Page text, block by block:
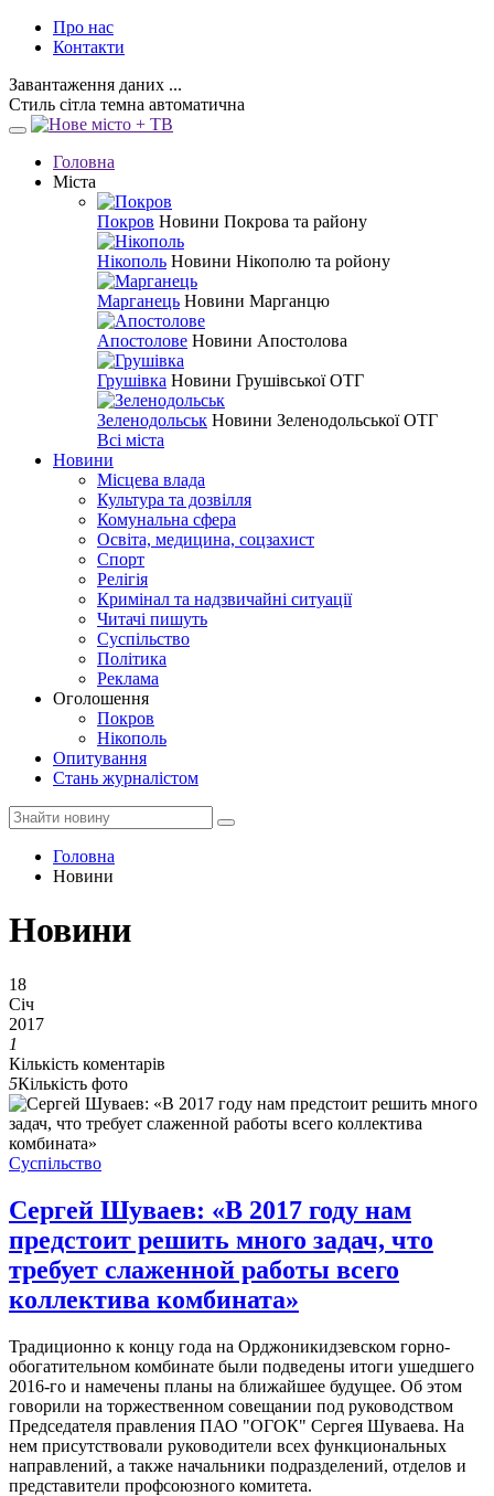
Про нас
Контакти
Завантаження даних ...
Стиль сітла темна автоматична
Головна
Міста
Покров Новини Покрова та району
Нікополь Новини Нікополю та ройону
Марганець Новини Марганцю
Апостолове Новини Апостолова
Грушівка Новини Грушівської ОТГ
Зеленодольськ Новини Зеленодольської ОТГ
Всі міста
Новини
Місцева влада
Культура та дозвілля
Комунальна сфера
Освіта, медицина, соцзахист
Спорт
Релігія
Кримінал та надзвичайні ситуації
Читачі пишуть
Суспільство
Політика
Реклама
Оголошення
Покров
Нікополь
Опитування
Стань журналістом
Головна
Новини
Новини
18
Січ
2017
1
Кількість коментарів
5Кількість фото
Суспільство
Сергей Шуваев: «В 2017 году нам
предстоит решить много задач, что
требует слаженной работы всего
коллектива комбината»
Традиционно к концу года на Орджоникидзевском горно-
обогатительном комбинате были подведены итоги ушедшего
2016-го и намечены планы на ближайшее будущее. Об этом
говорили на торжественном совещании под руководством
Председателя правления ПАО "ОГОК" Сергея Шуваева. На
нем присутствовали руководители всех функциональных
направлений, а также начальники подразделений, отделов и
представители профсоюзного комитета.